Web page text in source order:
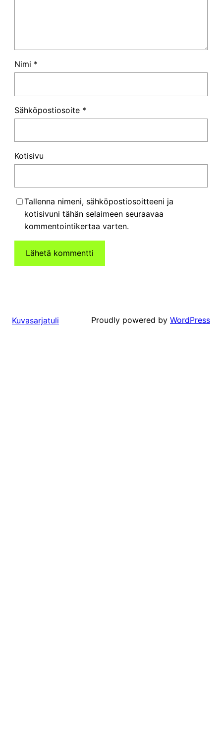
Nimi *
Sähköpostiosoite *
Kotisivu
Tallenna nimeni, sähköpostiosoitteeni ja
kotisivuni tähän selaimeen seuraavaa
kommentointikertaa varten.
Kuvasarjatuli Proudly powered by WordPress